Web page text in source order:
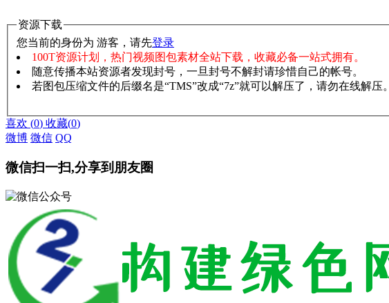
资源下载
您当前的身份为 游客，请先登录
100T资源计划，热门视频图包素材全站下载，收藏必备一站式拥有。
随意传播本站资源者发现封号，一旦封号不解封请珍惜自己的帐号。
若图包压缩文件的后缀名是“TMS”改成“7z”就可以解压了，请勿在线解压。
喜欢 (0) 收藏(0)
微博 微信 QQ
微信扫一扫,分享到朋友圈